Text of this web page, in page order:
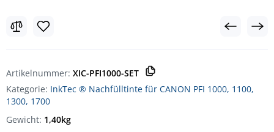
Artikelnummer: XIC-PFI1000-SET
Kategorie: InkTec ® Nachfülltinte für CANON PFI 1000, 1100,
1300, 1700
Gewicht: 1,40kg